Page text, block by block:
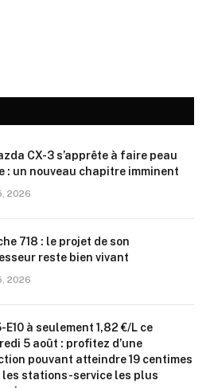
CX-3 s’apprête à faire peau
: un nouveau chapitre imminent
2026
718 : le projet de son
reste bien vivant
2026
E10 à seulement 1,82 €/L ce
5 août : profitez d’une
pouvant atteindre 19 centimes
les stations-service les plus